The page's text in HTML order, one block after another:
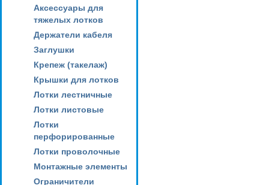
Аксессуары для
тяжелых лотков
Держатели кабеля
Заглушки
Крепеж (такелаж)
Крышки для лотков
Лотки лестничные
Лотки листовые
Лотки
перфорированные
Лотки проволочные
Монтажные элементы
Ограничители